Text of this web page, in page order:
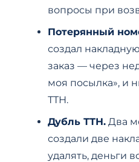
вопросы при
Потерянный
создал
заказ — через
моя посылка», и
ТТН.
Дубль ТТН. Два
создали две
удалять, деньги